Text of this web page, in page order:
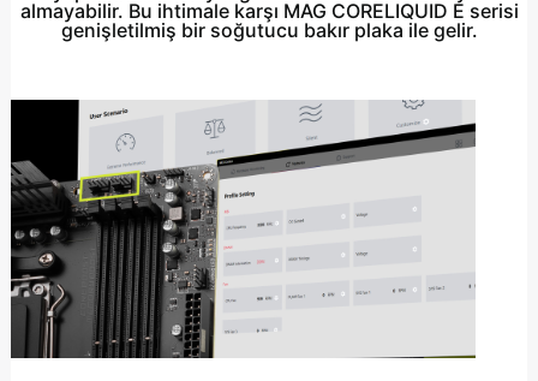
almayabilir. Bu ihtimale karşı MAG CORELIQUID E serisi
genişletilmiş bir soğutucu bakır plaka ile gelir.